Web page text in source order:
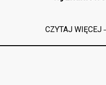
CZYTAJ WIĘCEJ